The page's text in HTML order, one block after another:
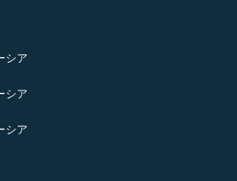
シア
シア
シア